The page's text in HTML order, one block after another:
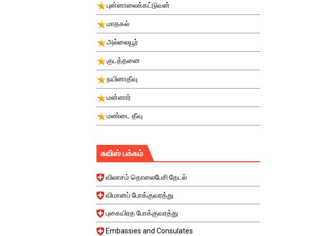
புன்னாலைக்கட்டுவன்
மாதகல்
அல்லையூர்
குடத்தனை
நயினாதீவு
மன்னார்
மண்டை தீவு
சுவிஸ் பக்கம்
விலாசம் தொலைபேசி தேடல்
விமானப் போக்குவரத்து
புகையிரத போக்குவரத்து
Embassies and Consulates